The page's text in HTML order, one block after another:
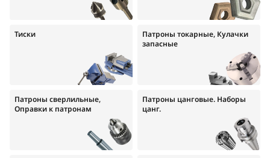
Тиски
Патроны токарные, Кулачки
запасные
Патроны сверлильные,
Оправки к патронам
Патроны цанговые. Наборы
цанг.